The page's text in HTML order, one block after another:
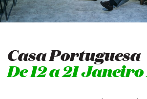
Casa Portuguesa
De 12 a 21